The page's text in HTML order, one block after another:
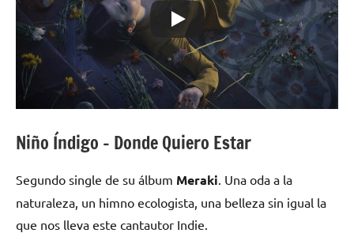
Niño Índigo – Donde Quiero Estar
Segundo single de su álbum Meraki . Una oda a la
naturaleza, un himno ecologista, una belleza sin igual la
que nos lleva este cantautor Indie.